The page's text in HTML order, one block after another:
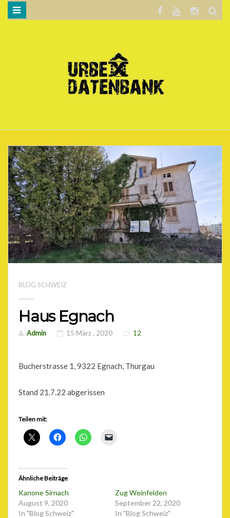
DATENSCHUTZERKLÄRUNG
BLOG SCHWEIZ
Haus Egnach
Admin 15 März , 2020 12
Bucherstrasse 1, 9322 Egnach, Thurgau
Stand 21.7.22 abgerissen
Teilen mit:
Ähnliche Beiträge
Kanone Sirnach
August 9, 2020
In "Blog Schweiz"
Zug Weinfelden
September 22, 2020
In "Blog Schweiz"